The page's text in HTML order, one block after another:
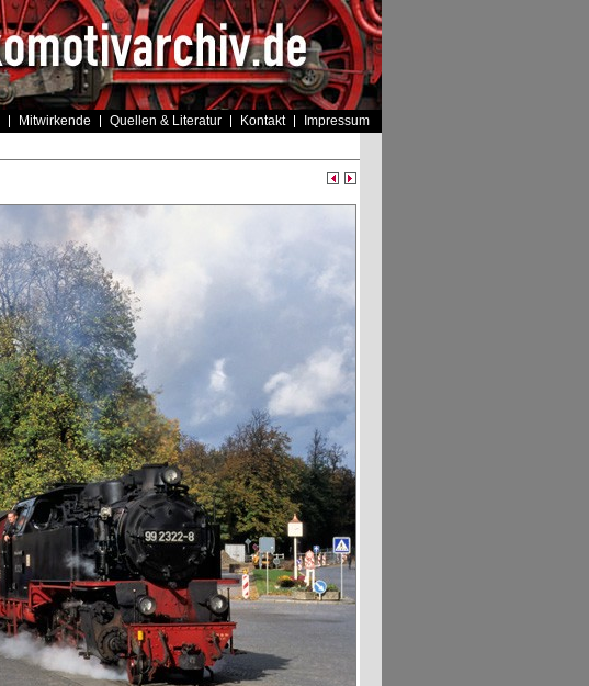
Mitwirkende Quellen & Literatur Kontakt Impressum